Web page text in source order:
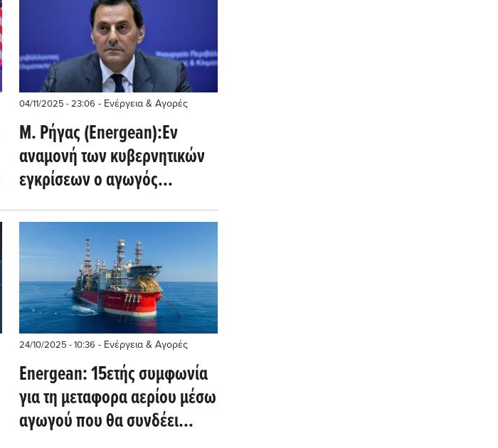
04/11/2025 - 23:06 - Ενέργεια & Αγορές
Μ. Ρήγας (Energean):Εν
αναμονή των κυβερνητικών
εγκρίσεων o αγωγός
φυσικού αερίου Ισραήλ-
Κύπρου ύψους 400 εκατ.
δολ.
24/10/2025 - 10:36 - Ενέργεια & Αγορές
Energean: 15ετής συμφωνία
για τη μεταφορα αερίου μέσω
αγωγού που θα συνδέει